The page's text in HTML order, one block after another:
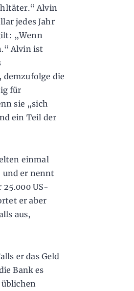
Alvin
jedes Jahr
„Wenn
Alvin ist
demzufolge die
für
sie „sich
ein Teil der
einmal
und er nennt
25.000 US-
er aber
aus,
er das Geld
Bank es